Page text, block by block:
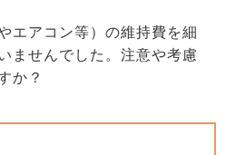
エアコン等）の維持費を細
ませんでした。注意や考慮
か？